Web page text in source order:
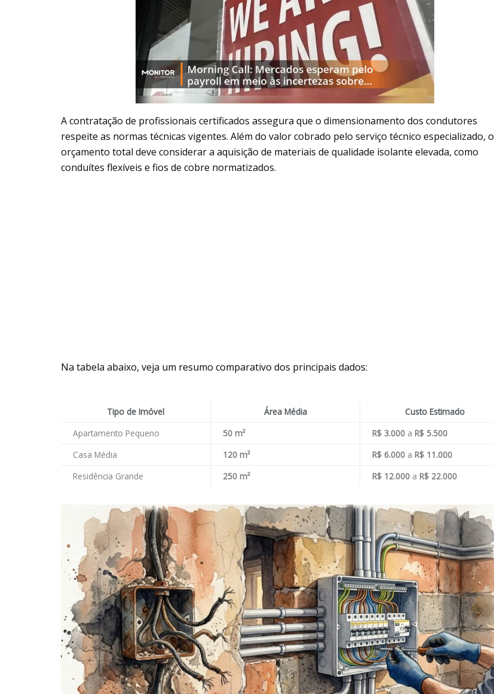
A contratação de profissionais certificados assegura que o dimensionamento dos condutores
respeite as normas técnicas vigentes. Além do valor cobrado pelo serviço técnico especializado, o
orçamento total deve considerar a aquisição de materiais de qualidade isolante elevada, como
conduítes flexíveis e fios de cobre normatizados.
Na tabela abaixo, veja um resumo comparativo dos principais dados:
Tipo de Imóvel Área Média
Custo Estimado
Apartamento Pequeno
50 m² R$ 3.000 a R$ 5.500
Casa Média
120 m² R$ 6.000 a R$ 11.000
Residência Grande
250 m² R$ 12.000 a R$ 22.000